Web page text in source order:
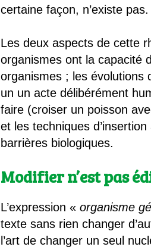
certaine façon, n’existe
Les deux aspects de cette
organismes ont la capacité
organismes ; les évolutions
un un acte délibérément
faire (croiser un poisson
et les techniques
barrières biologiques.
Modifier n’est pas
L’expression «organisme
texte sans rien changer
l’art de changer un seul